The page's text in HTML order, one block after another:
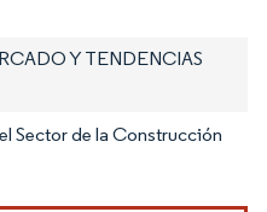
Y TENDENCIAS
Sector de la Construcción